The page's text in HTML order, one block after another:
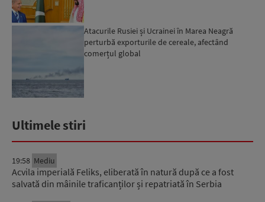
Atacurile Rusiei și Ucrainei în Marea Neagră
perturbă exporturile de cereale, afectând
comerțul global
Ultimele stiri
19:58 Mediu
Acvila imperială Feliks, eliberată în natură după ce a fost
salvată din mâinile traficanților și repatriată în Serbia